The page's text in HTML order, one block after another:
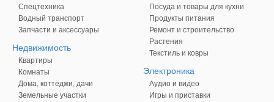
Спецтехника
Водный транспорт
Запчасти и аксессуары
Недвижимость
Квартиры
Комнаты
Дома, коттеджи, дачи
Земельные участки
Посуда и товары для кухни
Продукты питания
Ремонт и строительство
Растения
Текстиль и ковры
Электроника
Аудио и видео
Игры и приставки